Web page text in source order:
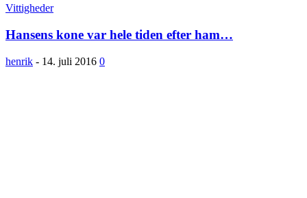
Vittigheder
Hansens kone var hele tiden efter ham…
henrik - 14. juli 2016 0